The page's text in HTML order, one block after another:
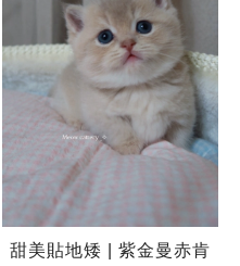
甜美貼地矮 | 紫金曼赤肯